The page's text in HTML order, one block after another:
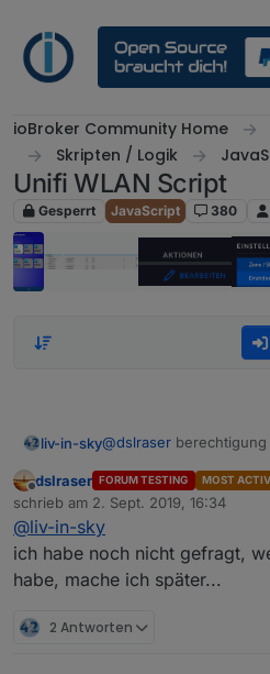
ioBroker Community Home
Skripten / Logik
Unifi WLAN Script
Gesperrt JavaScript 380
liv-in-sky@dslraser berechtigung glaube ich
upgedatete file
hat der iqontrol
Offline
dslraser FORUM TESTING MOST
schrieb am 2. Sept. 2019, 16:34
zuletzt editiert von
@liv-in-sky
ich habe noch nicht gefragt,
habe, mache ich später...
2 Antworten